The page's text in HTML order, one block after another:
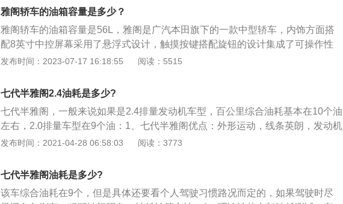
优化燃油经济型，应遵守保养时间表，如有需要可查看维修保养手册。4、所加
汽油标号应符合厂商规定地标号。汽油的标号代表的仅仅是汽油抗爆性的一个参
数，标号越高代表着抗爆性越好，跟纯净度根本没有关系。
雅阁轿车的油箱容量是多少？
雅阁轿车的油箱容量是56L，雅阁是广汽本田旗下的一款中型轿车，内饰方面搭
配8英寸中控屏幕采用了悬浮式设计，触摸按键搭配旋钮的设计集成了可操作性
和科技感。外观方面，其更低趴和更宽阔的车身、突出的前鼻、接近于轿跑般的
悬架，后悬架为多连杆式独立悬架，车身长宽高分别为4893mm、1862mm、144
9mm，轴距是2830mm。
发布时间：2023-07-17 16:18:55 阅读：5515
七代半雅阁2.4油耗是多少?
七代半雅阁，一般来说如果是2.4排量发动机车型，百公里综合油耗基本在10个油
左右，2.0排量车型在9个油：1、七代半雅阁优点：外形运动，线条英朗，发动机
技术成熟，与变速箱匹配良好，在省油的同是提供充沛的动力，保有量大，维修
点：配置偏低，没有行车电脑，漆面软，容易被划伤且容易老化，刹车衰退严
重，高速刹车发抖，底盘不够结实，整体性不强，设计有缺陷，如怠速停车抖
动，转向泵漏油等；3、建议：按时保养很重要，有条件的最好使用全合成机
发布时间：2021-04-28 06:58:03 阅读：3773
七代半雅阁油耗是多少?
该车综合油耗在9个，但是具体还要看个人驾驶习惯路况而定的，如果驾驶时尽